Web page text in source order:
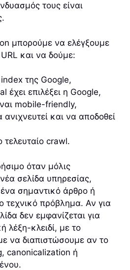
τους είναι
μπορούμε να ελέγξουμε
και να δούμε:
index της Google,
έχει επιλέξει η Google,
mobile-friendly,
και να αποδοθεί
τελευταίο crawl.
όταν μόλις
σελίδα υπηρεσίας,
σημαντικό άρθρο ή
τεχνικό πρόβλημα. Αν για
δεν εμφανίζεται για
λέξη-κλειδί, με το
να διαπιστώσουμε αν το
canonicalization ή